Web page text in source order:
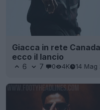
Giacca in rete
ecco il lancio
6 7 0 4K 14 Mag